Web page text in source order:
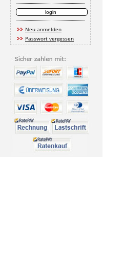
Neu anmelden
Passwort vergessen